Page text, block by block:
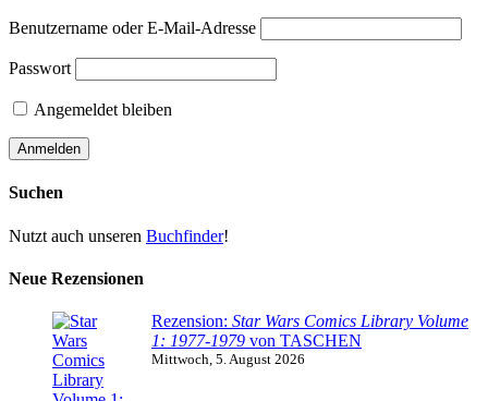
Benutzername oder E-Mail-Adresse
Passwort
Angemeldet bleiben
Suchen
Nutzt auch unseren Buchfinder!
Neue Rezensionen
Rezension: Star Wars Comics Library Volume
1: 1977-1979 von TASCHEN
Mittwoch, 5. August 2026